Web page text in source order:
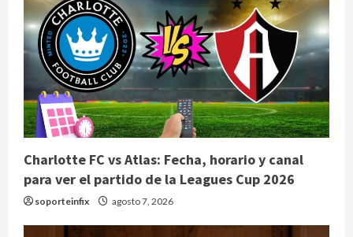
Charlotte FC vs Atlas: Fecha, horario y canal
para ver el partido de la Leagues Cup 2026
soporteinfix agosto 7, 2026